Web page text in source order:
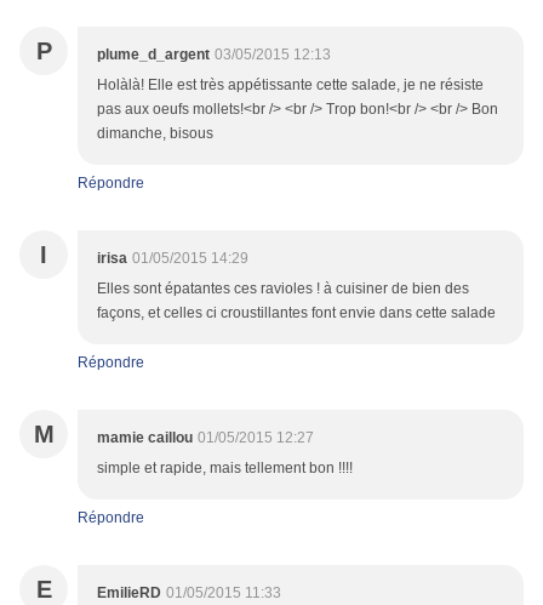
P plume_d_argent 03/05/2015 12:13
Holàlà! Elle est très appétissante cette salade, je ne résiste
pas aux oeufs mollets!<br /> <br /> Trop bon!<br /> <br /> Bon
dimanche, bisous
Répondre
I irisa 01/05/2015 14:29
Elles sont épatantes ces ravioles ! à cuisiner de bien des
façons, et celles ci croustillantes font envie dans cette salade
Répondre
M mamie caillou 01/05/2015 12:27
simple et rapide, mais tellement bon !!!!
Répondre
E EmilieRD 01/05/2015 11:33